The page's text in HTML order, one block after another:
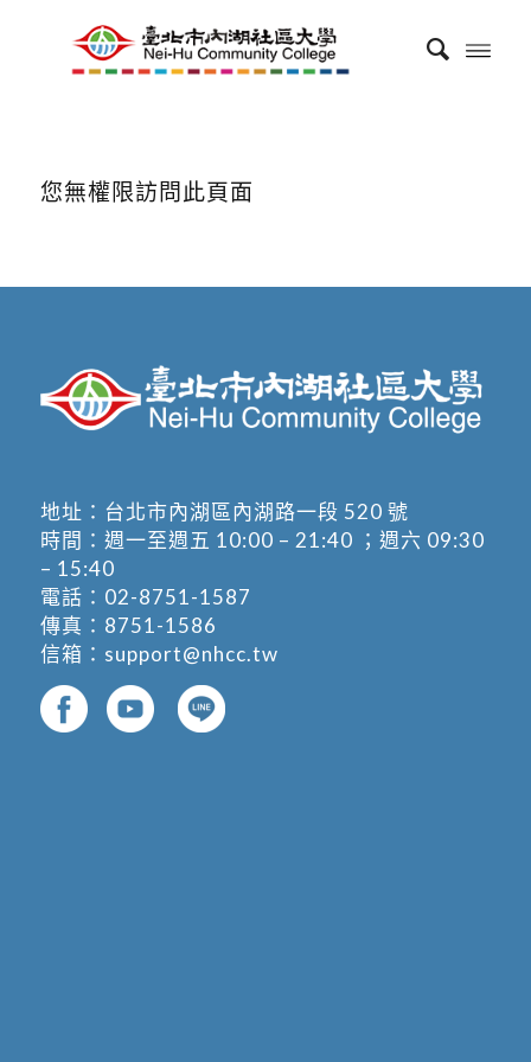
您無權限訪問此頁面
地址： 台北市內湖區內湖路一段 520 號
時間：週一至週五 10:00 – 21:40 ；週六 09:30
– 15:40
電話： 02-8751-1587
傳真：8751-1586
信箱： support@nhcc.tw